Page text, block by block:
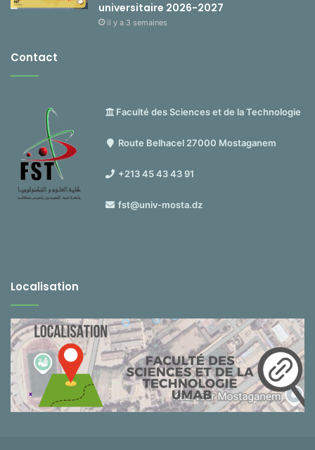
universitaire 2026-2027
il y a 3 semaines
Contact
Faculté des Sciences et de la Technologie
Route Belhacel 27000 Mostaganem
+213 45 43 43 91
fst@univ-mosta.dz
Localisation